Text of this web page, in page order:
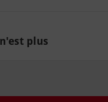
plus